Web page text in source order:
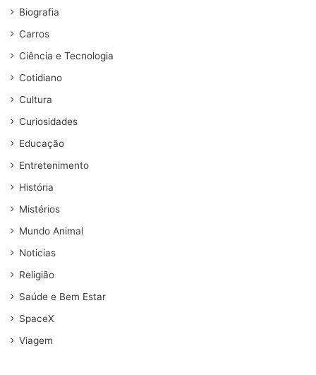
Biografia
Carros
Ciência e Tecnologia
Cotidiano
Cultura
Curiosidades
Educação
Entretenimento
História
Mistérios
Mundo Animal
Noticias
Religião
Saúde e Bem Estar
SpaceX
Viagem